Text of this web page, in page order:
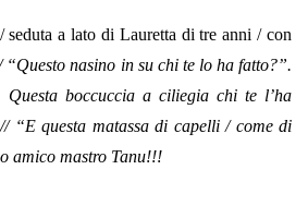
seduta a lato di Lauretta di tre anni / con
“Questo nasino in su chi te lo ha fatto?”.
boccuccia a ciliegia chi te l’ha
“E questa matassa di capelli / come di
amico mastro Tanu!!!